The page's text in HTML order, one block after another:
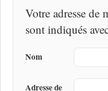
Votre adresse de
sont indiqués
Nom
Adresse de